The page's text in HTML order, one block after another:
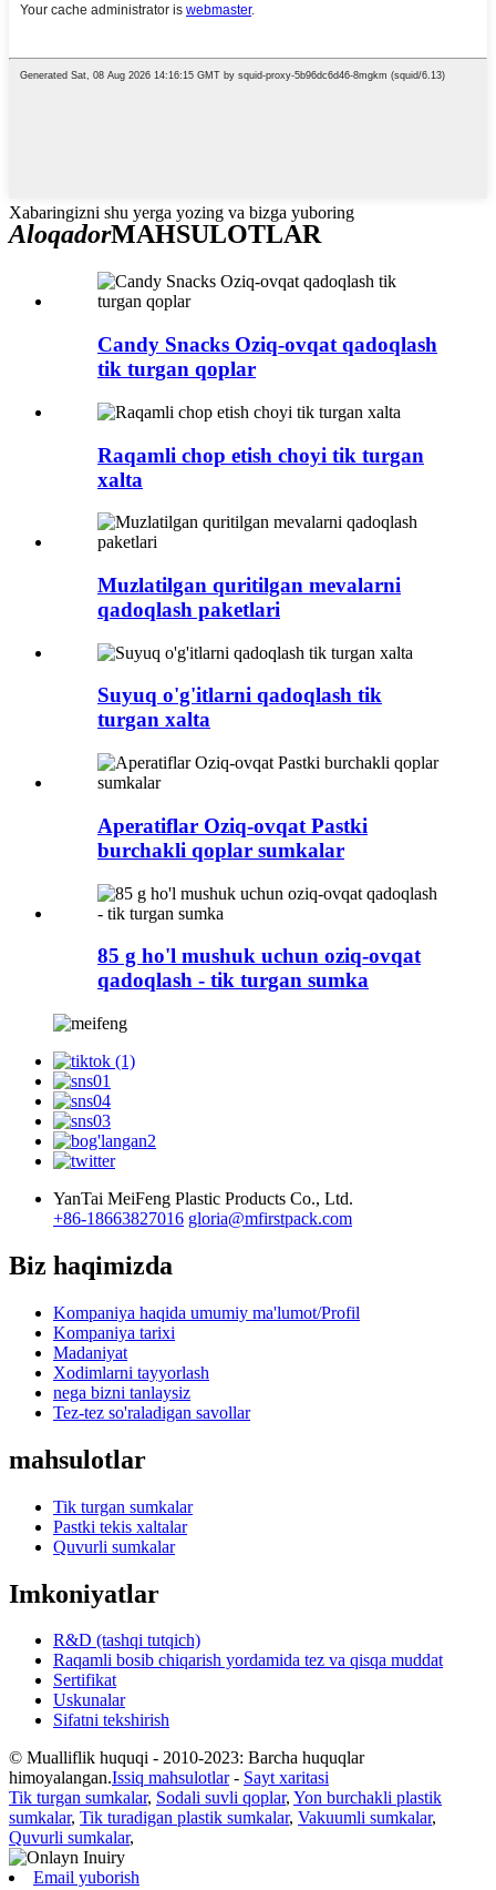
Xabaringizni shu yerga yozing va bizga yuboring
AloqadorMAHSULOTLAR
Candy Snacks Oziq-ovqat qadoqlash
tik turgan qoplar
Raqamli chop etish choyi tik turgan
xalta
Muzlatilgan quritilgan mevalarni
qadoqlash paketlari
Suyuq o'g'itlarni qadoqlash tik
turgan xalta
Aperatiflar Oziq-ovqat Pastki
burchakli qoplar sumkalar
85 g ho'l mushuk uchun oziq-ovqat
qadoqlash - tik turgan sumka
YanTai MeiFeng Plastic Products Co., Ltd.
+86-18663827016 gloria@mfirstpack.com
Biz haqimizda
Kompaniya haqida umumiy ma'lumot/Profil
Kompaniya tarixi
Madaniyat
Xodimlarni tayyorlash
nega bizni tanlaysiz
Tez-tez so'raladigan savollar
mahsulotlar
Tik turgan sumkalar
Pastki tekis xaltalar
Quvurli sumkalar
Imkoniyatlar
R&D (tashqi tutqich)
Raqamli bosib chiqarish yordamida tez va qisqa muddat
Sertifikat
Uskunalar
Sifatni tekshirish
© Mualliflik huquqi - 2010-2023: Barcha huquqlar
himoyalangan.Issiq mahsulotlar- Sayt xaritasi
Tik turgan sumkalar, Sodali suvli qoplar, Yon burchakli plastik
sumkalar, Tik turadigan plastik sumkalar, Vakuumli sumkalar,
Quvurli sumkalar,
Email yuborish